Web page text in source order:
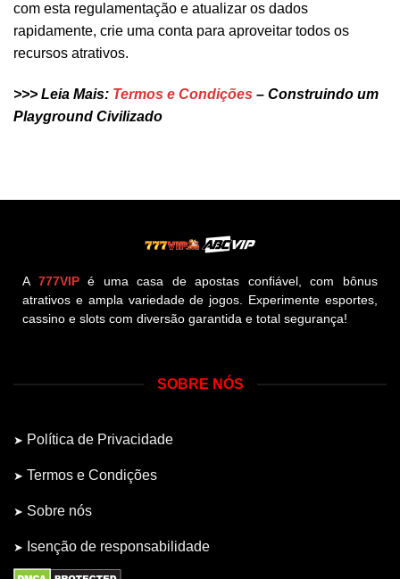
com esta regulamentação e atualizar os dados
rapidamente, crie uma conta para aproveitar todos os
recursos atrativos.
>>> Leia Mais: Termos e Condições – Construindo um
Playground Civilizado
A 777VIPé uma casa de apostas confiável, com bônus
atrativos e ampla variedade de jogos. Experimente esportes,
cassino e slots com diversão garantida e total segurança!
SOBRE NÓS
Política de Privacidade
Termos e Condições
Sobre nós
Isenção de responsabilidade